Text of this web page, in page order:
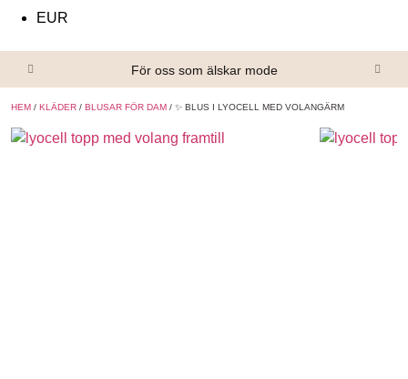
EUR
För oss som älskar mode
HEM / KLÄDER / BLUSAR FÖR DAM / ✨ BLUS I LYOCELL MED VOLANGÄRM